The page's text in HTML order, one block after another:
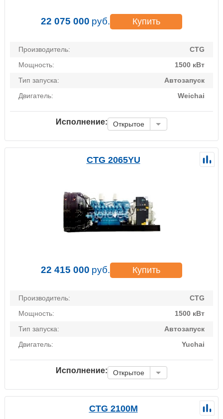
22 075 000 руб. Купить
Производитель:
CTG
Мощность:
1500 кВт
Тип запуска:
Автозапуск
Двигатель:
Weichai
Исполнение: Открытое
CTG 2065YU
22 415 000 руб. Купить
Производитель:
CTG
Мощность:
1500 кВт
Тип запуска:
Автозапуск
Двигатель:
Yuchai
Исполнение: Открытое
CTG 2100M